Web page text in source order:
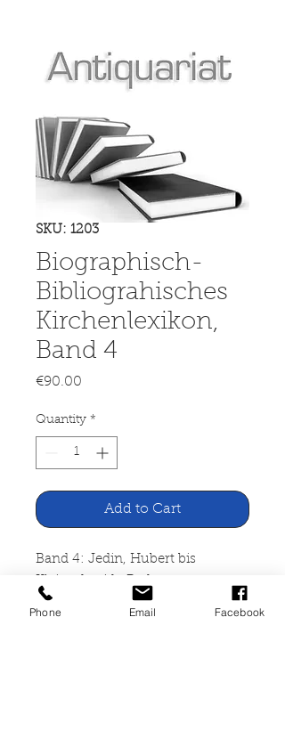
SKU: 1203
Biographisch-
Bibliograhisches
Kirchenlexikon,
Band 4
€90.00
Quantity *
Add to Cart
Band 4: Jedin, Hubert bis
Phone Email Facebook